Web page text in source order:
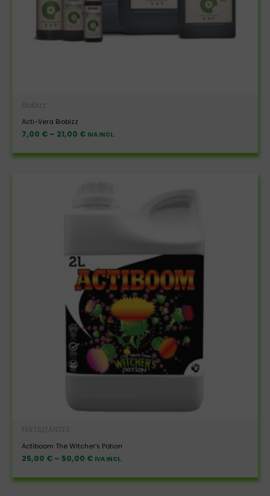
Biobizz
Acti-Vera Biobizz
7,00 € – 21,00 € IVA INCL.
FERTILIZANTES
Actiboom The Witcher’s Potion
25,00 € – 50,00 € IVA INCL.